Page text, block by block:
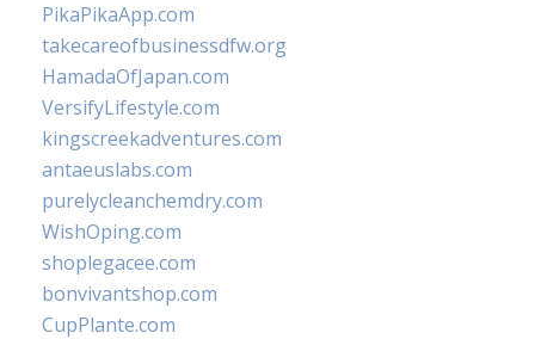
PikaPikaApp.com
takecareofbusinessdfw.org
HamadaOfJapan.com
VersifyLifestyle.com
kingscreekadventures.com
antaeuslabs.com
purelycleanchemdry.com
WishOping.com
shoplegacee.com
bonvivantshop.com
CupPlante.com